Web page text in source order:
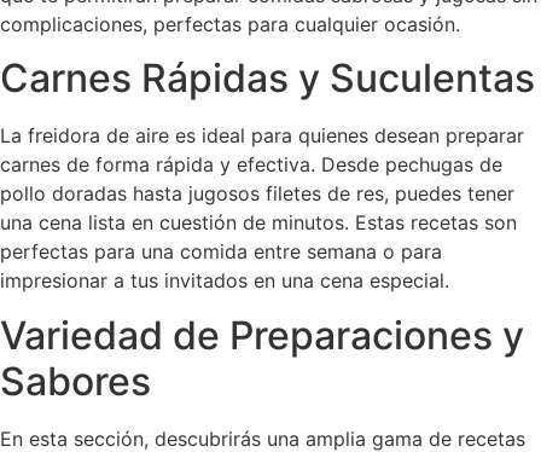
complicaciones, perfectas para cualquier ocasión.
Carnes Rápidas y Suculentas
La freidora de aire es ideal para quienes desean preparar
carnes de forma rápida y efectiva. Desde pechugas de
pollo doradas hasta jugosos filetes de res, puedes tener
una cena lista en cuestión de minutos. Estas recetas son
perfectas para una comida entre semana o para
impresionar a tus invitados en una cena especial.
Variedad de Preparaciones y
Sabores
En esta sección, descubrirás una amplia gama de recetas